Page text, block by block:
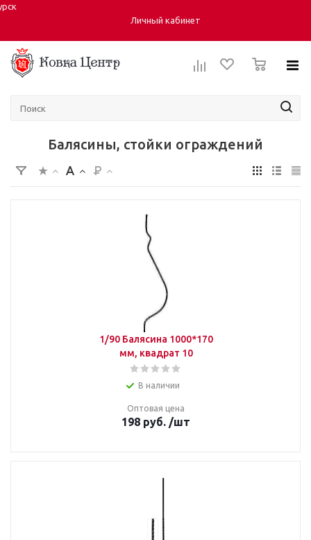
Личный кабинет
Балясины, стойки ограждений
1/90 Балясина 1000*170
мм, квадрат 10
В наличии
Оптовая цена
198 руб. /шт